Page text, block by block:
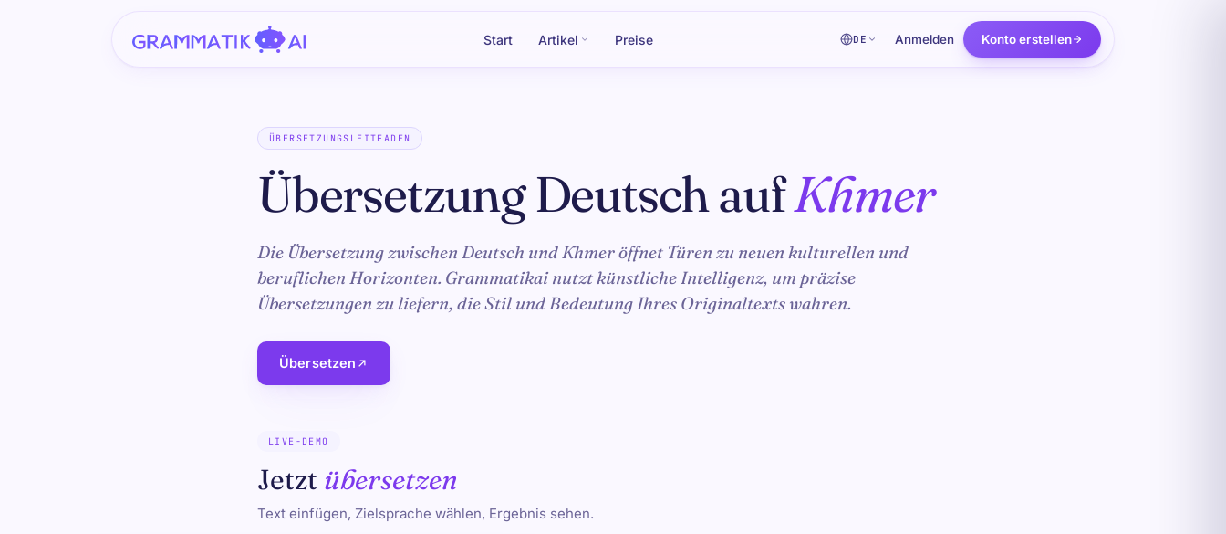
Start Artikel Preise DE Anmelden Konto erstellen
ÜBERSETZUNGSLEITFADEN
Übersetzung Deutsch aufKhmer
Die Übersetzung zwischen Deutsch und Khmer öffnet Türen zu neuen kulturellen und
beruflichen Horizonten. Grammatikai nutzt künstliche Intelligenz, um präzise
Übersetzungen zu liefern, die Stil und Bedeutung Ihres Originaltexts wahren.
Übersetzen
LIVE-DEMO
Jetzt übersetzen
Text einfügen, Zielsprache wählen, Ergebnis sehen.